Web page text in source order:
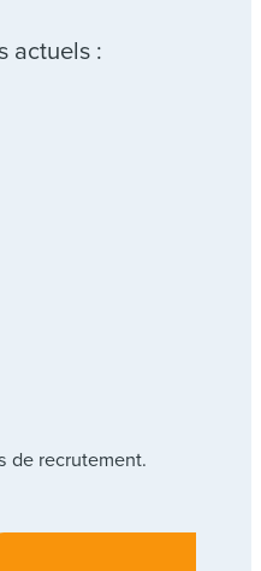
actuels :
de recrutement.